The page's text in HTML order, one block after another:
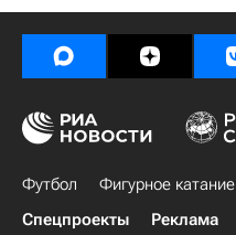
Футбол Фигурное катание
Спецпроекты
Реклама